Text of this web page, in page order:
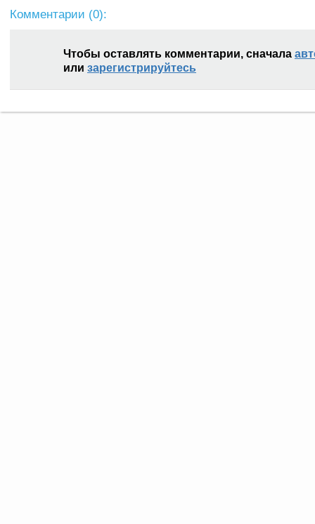
Комментарии (0):
Чтобы оставлять комментарии, сначала
или зарегистрируйтесь